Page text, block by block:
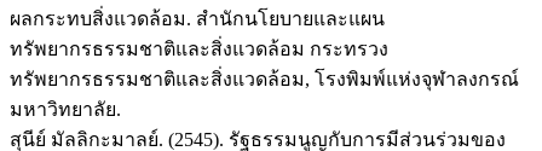
ผลกระทบสิ่งแวดล้อม. สำนักนโยบายและแผน
ทรัพยากรธรรมชาติและสิ่งแวดล้อม กระทรวง
ทรัพยากรธรรมชาติและสิ่งแวดล้อม, โรงพิมพ์แห่งจุฬาลงกรณ์
มหาวิทยาลัย.
สุนีย์ มัลลิกะมาลย์. (2545). รัฐธรรมนูญกับการมีส่วนร่วมของ